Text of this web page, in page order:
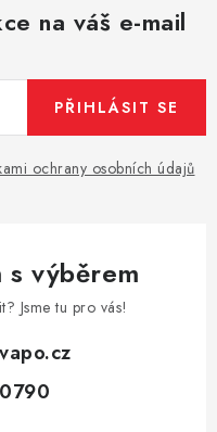
na váš e-mail
ochrany osobních údajů
PŘIHLÁSIT SE
s výběrem
Jsme tu pro vás!